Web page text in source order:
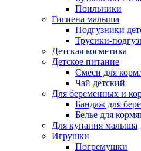
Поильники
Гигиена малыша
Подгузники
Трусики-
Детская косметика
Детское питание
Смеси для
Чай детский
Для беременных и
Бандаж для
Белье для
Для купания малыша
Игрушки
Погремушки